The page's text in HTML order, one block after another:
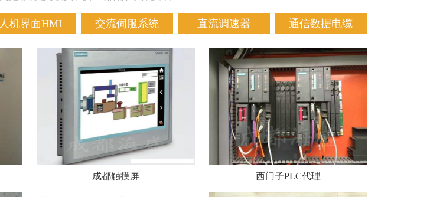
人机界面HMI 交流伺服系统 直流调速器 通信数据电缆
成都触摸屏 西门子PLC代理